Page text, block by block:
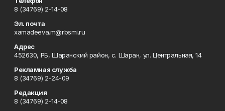
8 (34769) 2-14-08
Эл. почта
xamadeeva.m@rbsmi.ru
Адрес
452630, РБ, Шаранский район, с. Шаран, ул. Центральная, 14
Рекламная служба
8 (34769) 2-24-09
Редакция
8 (34769) 2-14-08